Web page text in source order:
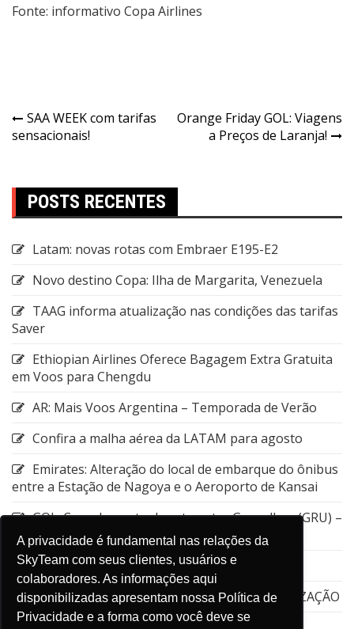
A privacidade é fundamental nas relações da
SkyTeam com seus clientes, usuários e
colaboradores. As informações aqui
disponibilizadas apresentam nossa Política de
Privacidade e a forma como você deve se
Fonte: informativo Copa Airlines
SAA WEEK com tarifas
sensacionais!
Orange Friday GOL: Viagens
a Preços de Laranja!
POSTS RECENTES
Latam: novas rotas com Embraer E195-E2
Novo destino Copa: Ilha de Margarita, Venezuela
TAAG informa atualização nas condições das tarifas
Saver
Ethiopian Airlines Oferece Bagagem Extra Gratuita
em Voos para Chengdu
AR: Mais Voos Argentina – Temporada de Verão
Confira a malha aérea da LATAM para agosto
Emirates: Alteração do local de embarque do ônibus
entre a Estação de Nagoya e o Aeroporto de Kansai
GOL: Cancelamento da rota entre Guarulhos (GRU) –
Aruba (AUA)
Emirates: Viagens flexíveis
EMIRATES – Dubai Connect – STPC – ATUALIZAÇÃO